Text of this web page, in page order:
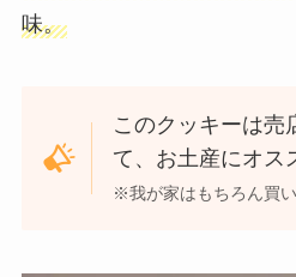
味。
このクッキーは売
て、お土産にオス
※我が家はもちろん買い